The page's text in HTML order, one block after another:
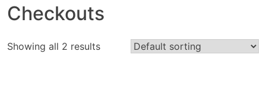
Checkouts
Showing all 2 results